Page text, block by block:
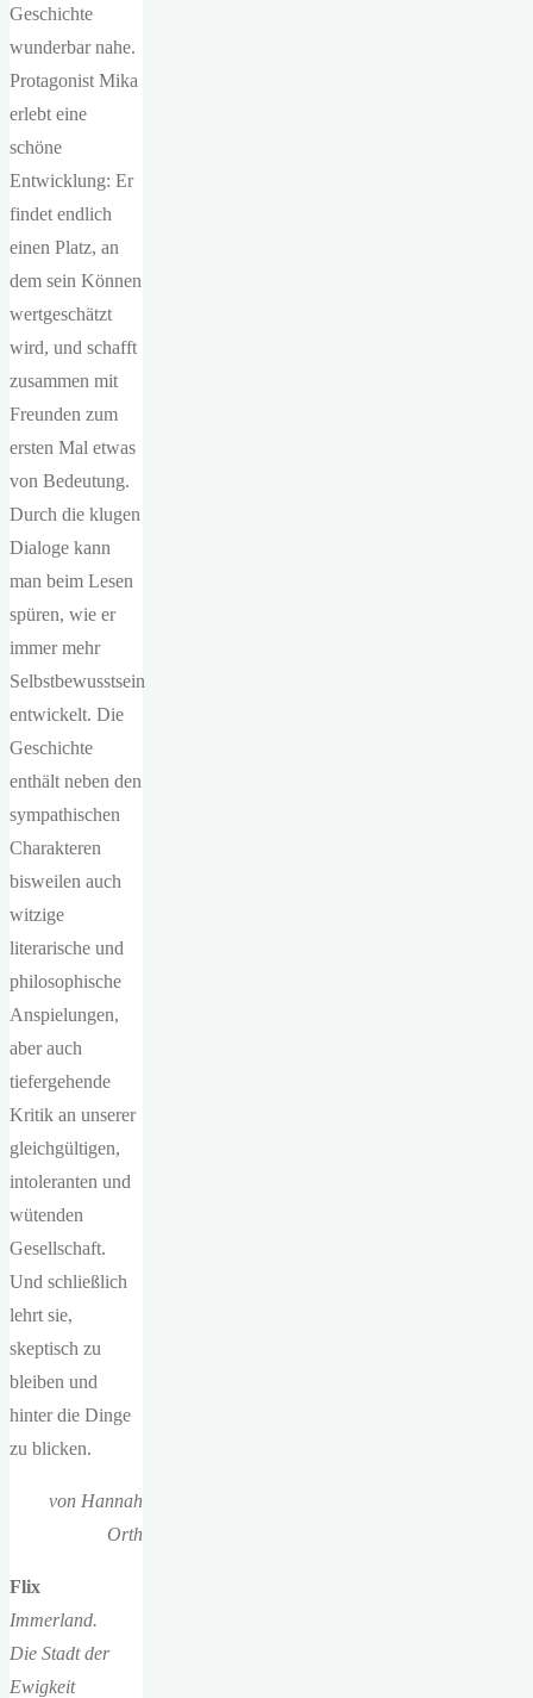
Geschichte
wunderbar nahe.
Protagonist Mika
erlebt eine
schöne
Entwicklung: Er
findet endlich
einen Platz, an
dem sein Können
wertgeschätzt
wird, und schafft
zusammen mit
Freunden zum
ersten Mal etwas
von Bedeutung.
Durch die klugen
Dialoge kann
man beim Lesen
spüren, wie er
immer mehr
Selbstbewusstsein
entwickelt. Die
Geschichte
enthält neben den
sympathischen
Charakteren
bisweilen auch
witzige
literarische und
philosophische
Anspielungen,
aber auch
tiefergehende
Kritik an unserer
gleichgültigen,
intoleranten und
wütenden
Gesellschaft.
Und schließlich
lehrt sie,
skeptisch zu
bleiben und
hinter die Dinge
zu blicken.
von Hannah
Orth
Flix
Immerland.
Die Stadt der
Ewigkeit